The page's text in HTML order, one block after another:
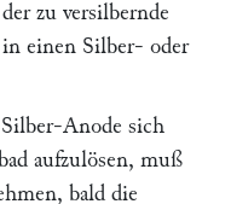
zu versilbernde
in einen Silber- oder
Anode sich
aufzulösen, muß
bald die